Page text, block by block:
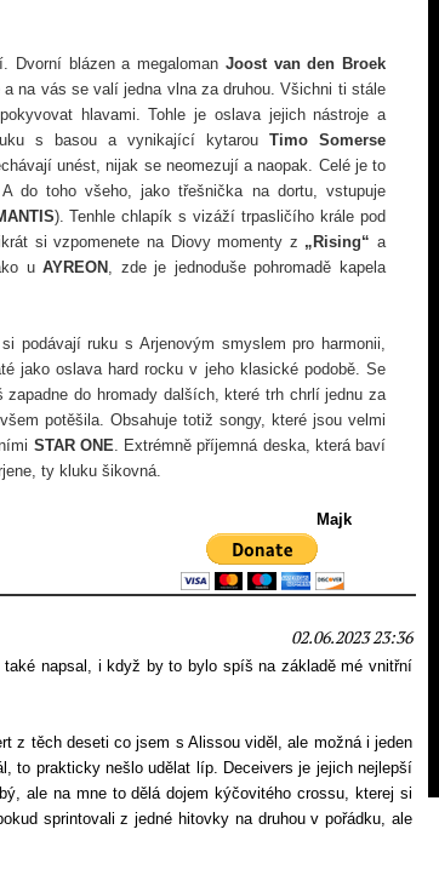
Dvorní blázen a megaloman Joost van den Broek
na vás se valí jedna vlna za druhou. Všichni ti stále
hlavami. Tohle je oslava jejich nástroje a
s basou a vynikající kytarouTimo Somerse
unést, nijak se neomezují a naopak. Celé je to
do toho všeho, jako třešnička na dortu, vstupuje
). Tenhle chlapík s vizáží trpasličího krále pod
si vzpomenete na Diovy momenty z „Rising“ a
uAYREON , zde je jednoduše pohromadě kapela
podávají ruku s Arjenovým smyslem pro harmonii,
jako oslava hard rocku v jeho klasické podobě. Se
do hromady dalších, které trh chrlí jednu za
potěšila. Obsahuje totiž songy, které jsou velmi
STAR ONE. Extrémně příjemná deska, která baví
ty kluku šikovná.
Majk
02.06.2023 23:36
napsal, i když by to bylo spíš na základě mé vnitřní
z těch deseti co jsem s Alissou viděl, ale možná i jeden
to prakticky nešlo udělat líp. Deceivers je jejich nejlepší
ale na mne to dělá dojem kýčovitého crossu, kterej si
sprintovali z jedné hitovky na druhou v pořádku, ale